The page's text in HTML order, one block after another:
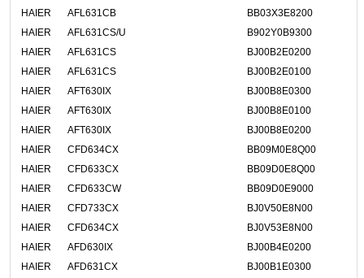
HAIER
AFL631CB
BB03X3E8200
HAIER
AFL631CS/U
B902Y0B9300
HAIER
AFL631CS
BJ00B2E0200
HAIER
AFL631CS
BJ00B2E0100
HAIER
AFT630IX
BJ00B8E0300
HAIER
AFT630IX
BJ00B8E0100
HAIER
AFT630IX
BJ00B8E0200
HAIER
CFD634CX
BB09M0E8Q00
HAIER
CFD633CX
BB09D0E8Q00
HAIER
CFD633CW
BB09D0E9000
HAIER
CFD733CX
BJ0V50E8N00
HAIER
CFD634CX
BJ0V53E8N00
HAIER
AFD630IX
BJ00B4E0200
HAIER
AFD631CX BJ00B1E0300